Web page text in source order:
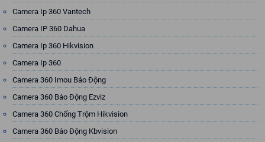
Camera Ip 360 Vantech
Camera IP 360 Dahua
Camera Ip 360 Hikvision
Camera Ip 360
Camera 360 Imou Báo Động
Camera 360 Báo Động Ezviz
Camera 360 Chống Trộm Hikvision
Camera 360 Báo Động Kbvision